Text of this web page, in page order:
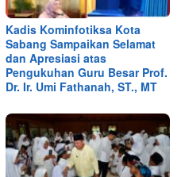
Kadis Kominfotiksa Kota
Sabang Sampaikan Selamat
dan Apresiasi atas
Pengukuhan Guru Besar Prof.
Dr. Ir. Umi Fathanah, ST., MT